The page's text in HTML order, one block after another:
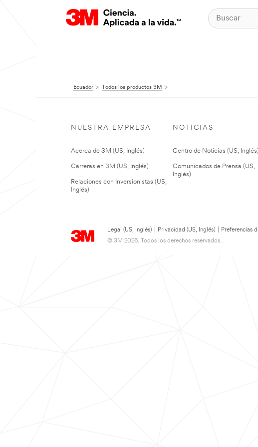
Ecuador Todos los productos 3M
NUESTRA EMPRESA
Acerca de 3M (US, Inglés)
Carreras en 3M (US, Inglés)
Relaciones con Inversionistas (US,
Inglés)
NOTICIAS
Centro de Noticias (US, Inglés)
Comunicados de Prensa (US,
Inglés)
Legal (US, Inglés) Privacidad (US, Inglés)
Preferencias
© 3M 2026. Todos los derechos reservados..